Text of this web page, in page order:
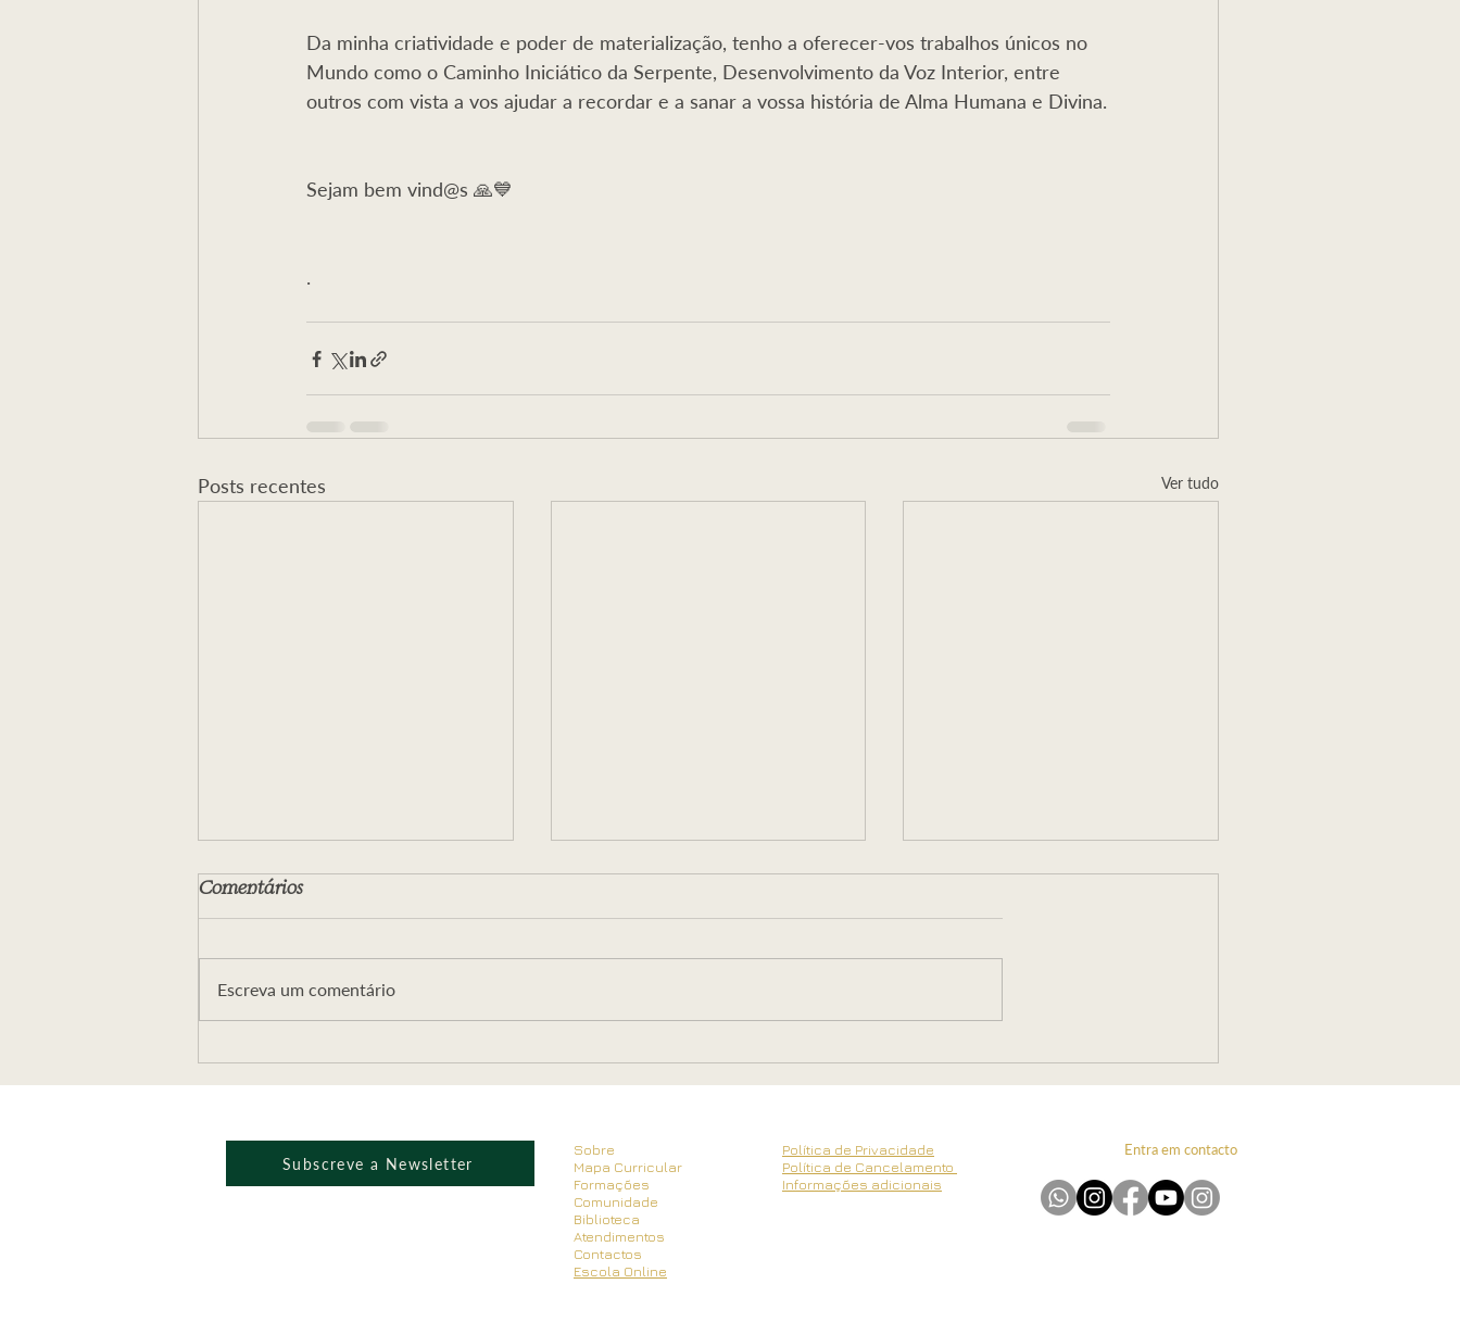
Da minha criatividade e poder de materialização, tenho a oferecer-vos trabalhos únicos no
Mundo como o Caminho Iniciático da Serpente, Desenvolvimento da Voz Interior, entre
outros com vista a vos ajudar a recordar e a sanar a vossa história de Alma Humana e Divina.
Sejam bem vind@s 🙏💙
.
Posts recentes Ver tudo
Comentários
Escreva um comentário
Subscreve a Newsletter
Sobre
Mapa Curricular
Formações
Comunidade
Biblioteca
Atendimentos
Contactos
Escola Online
Política de Privacidade
Política de Cancelamento
Informações adicionais
Entra em contacto